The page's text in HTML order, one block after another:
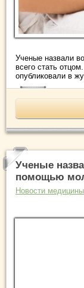
Ученые назвали
всего стать
опубликовали в
Ученые
помощью
Новости медицины